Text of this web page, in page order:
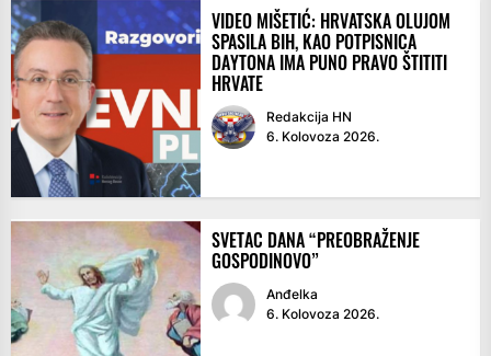
VIDEO MIŠETIĆ: HRVATSKA OLUJOM
SPASILA BIH, KAO POTPISNICA
DAYTONA IMA PUNO PRAVO ŠTITITI
HRVATE
Redakcija HN
6. Kolovoza 2026.
SVETAC DANA “PREOBRAŽENJE
GOSPODINOVO”
Anđelka
6. Kolovoza 2026.